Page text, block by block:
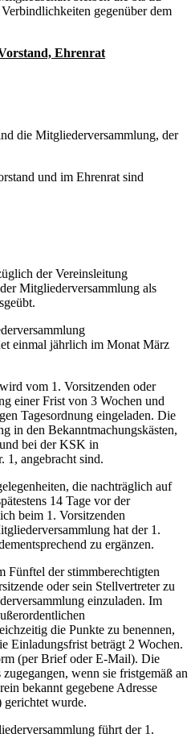
gegenüber dem
Ehrenrat
die Mitgliederversammlung, der
und im Ehrenrat sind
der Vereinsleitung
Mitgliederversammlung als
einmal jährlich im Monat März
vom 1. Vorsitzenden oder
einer Frist von 3 Wochen und
Tagesordnung eingeladen. Die
in den Bekanntmachungskästen,
bei der KSK in
1, angebracht sind.
die nachträglich auf
14 Tage vor der
beim 1. Vorsitzenden
hat der 1.
zu ergänzen.
der stimmberechtigten
oder sein Stellvertreter zu
einzuladen. Im
die Punkte zu benennen,
Einladungsfrist beträgt 2 Wochen.
(per Brief oder E-Mail). Die
wenn sie fristgemäß an
bekannt gegebene Adresse
gerichtet wurde.
führt der 1.